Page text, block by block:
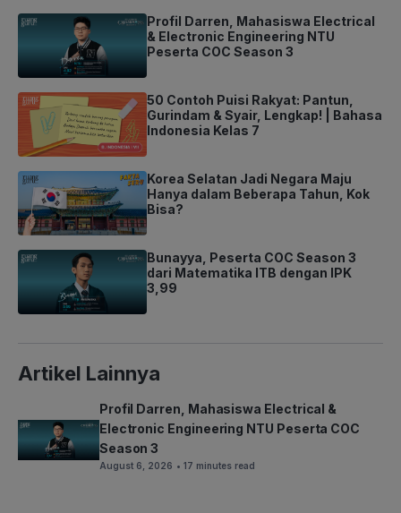
Profil Darren, Mahasiswa Electrical
& Electronic Engineering NTU
Peserta COC Season 3
50 Contoh Puisi Rakyat: Pantun,
Gurindam & Syair, Lengkap! | Bahasa
Indonesia Kelas 7
Korea Selatan Jadi Negara Maju
Hanya dalam Beberapa Tahun, Kok
Bisa?
Bunayya, Peserta COC Season 3
dari Matematika ITB dengan IPK
3,99
Artikel Lainnya
Profil Darren, Mahasiswa Electrical &
Electronic Engineering NTU Peserta COC
Season 3
August 6, 2026 • 17 minutes read